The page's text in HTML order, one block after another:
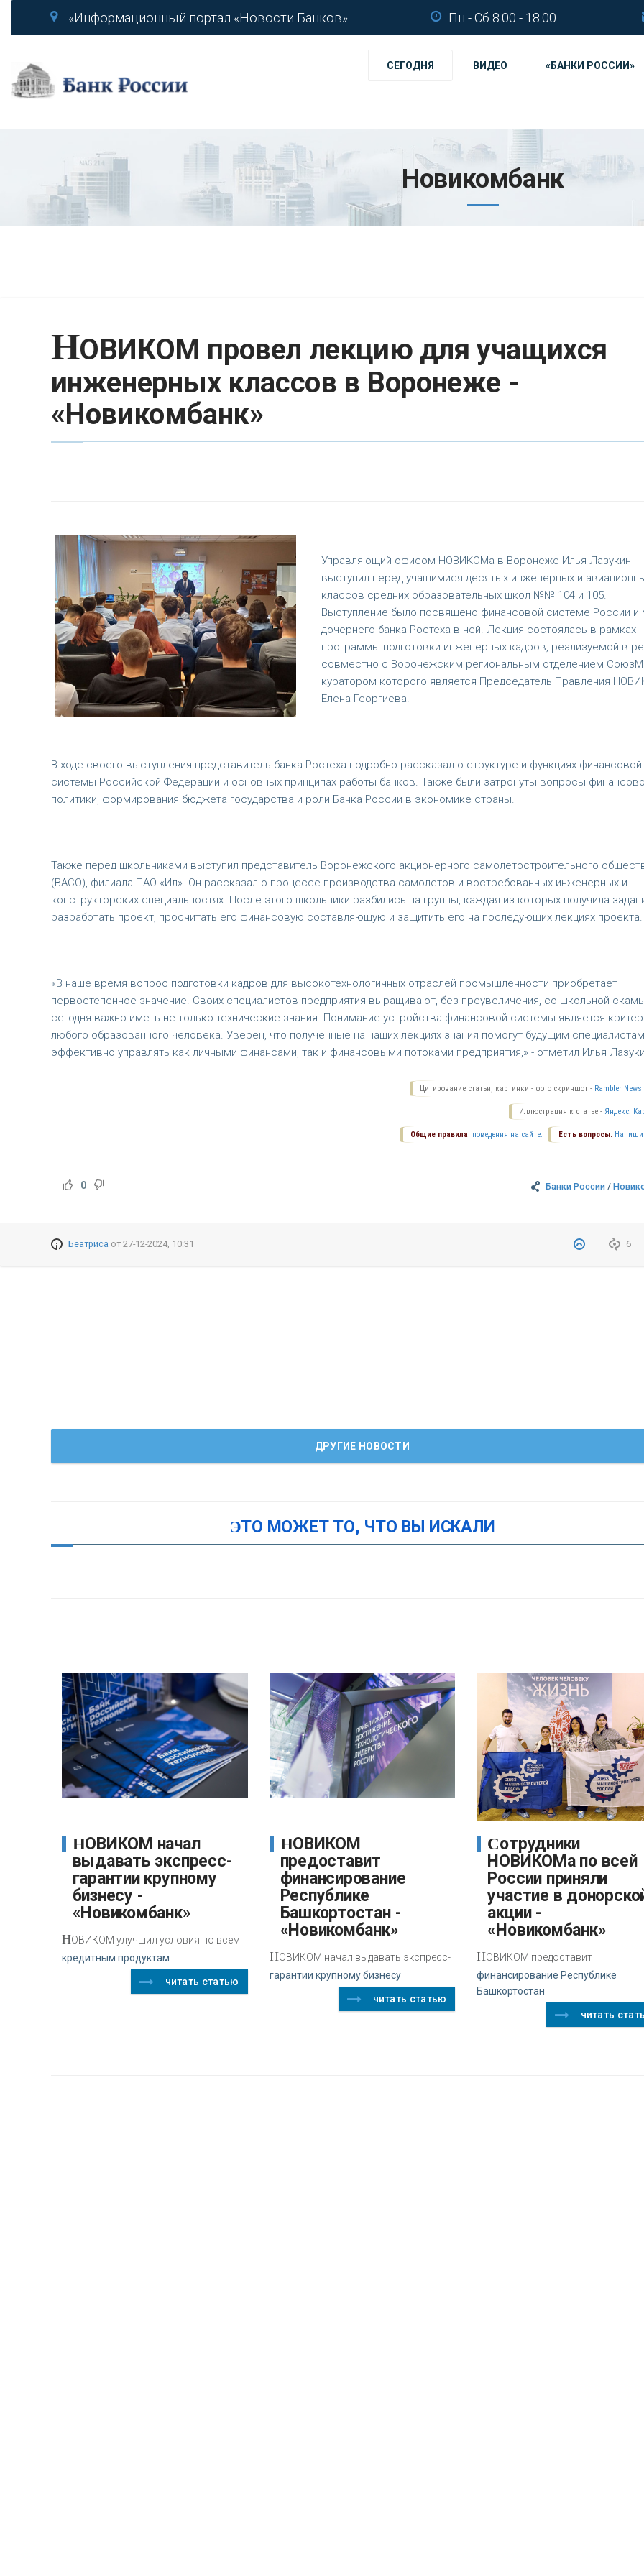
«Информационный портал «Новости Банков» Пн - Сб 8.00 - 18.00.
СЕГОДНЯ ВИДЕО «БАНКИ РОССИИ»
Новикомбанк
НОВИКОМ провел лекцию для учащихся
инженерных классов в Воронеже -
«Новикомбанк»
Управляющий офисом НОВИКОМа в Воронеже Илья Лазукин
выступил перед учащимися десятых инженерных и
классов средних образовательных школ №№ 104 и 105.
Выступление было посвящено финансовой системе России и
дочернего банка Ростеха в ней. Лекция состоялась в рамках
программы подготовки инженерных кадров, реализуемой в
совместно с Воронежским региональным отделением
куратором которого является Председатель Правления
Елена Георгиева.
В ходе своего выступления представитель банка Ростеха подробно рассказал о структуре и функциях финансовой
системы Российской Федерации и основных принципах работы банков. Также были затронуты вопросы
политики, формирования бюджета государства и роли Банка России в экономике страны.
Также перед школьниками выступил представитель Воронежского акционерного самолетостроительного
(ВАСО), филиала ПАО «Ил». Он рассказал о процессе производства самолетов и востребованных инженерных и
конструкторских специальностях. После этого школьники разбились на группы, каждая из которых получила
разработать проект, просчитать его финансовую составляющую и защитить его на последующих лекциях проекта.
«В наше время вопрос подготовки кадров для высокотехнологичных отраслей промышленности приобретает
первостепенное значение. Своих специалистов предприятия выращивают, без преувеличения, со школьной
сегодня важно иметь не только технические знания. Понимание устройства финансовой системы является
любого образованного человека. Уверен, что полученные на наших лекциях знания помогут будущим специалистам
эффективно управлять как личными финансами, так и финансовыми потоками предприятия,» - отметил Илья
Цитирование статьи, картинки - фото скриншот - Rambler News
Иллюстрация к статье - Яндекс.
Есть вопросы.
Общие правила поведения на сайте.
Банки России /
0
6
Беатриса от 27-12-2024, 10:31
ДРУГИЕ НОВОСТИ
ЭТО МОЖЕТ ТО, ЧТО ВЫ ИСКАЛИ
НОВИКОМ начал
выдавать экспресс-
гарантии крупному
бизнесу -
«Новикомбанк»
НОВИКОМ улучшил условия по всем
кредитным продуктам
читать статью
НОВИКОМ
предоставит
финансирование
Республике
Башкортостан -
«Новикомбанк»
НОВИКОМ начал выдавать экспресс-
гарантии крупному бизнесу
читать статью
Сотрудники
НОВИКОМа по всей
России приняли
участие в
акции -
«Новикомбанк»
НОВИКОМ предоставит
финансирование Республике
Башкортостан
читать